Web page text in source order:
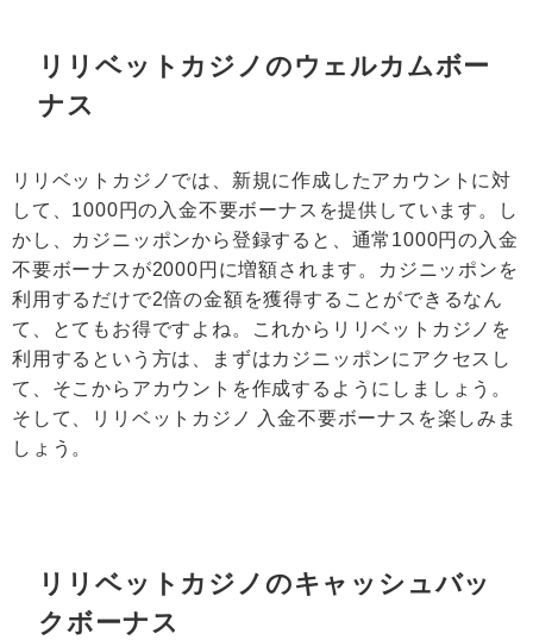
リリベットカジノ のウェルカムボー
ナス
リリベットカジノでは、新規に作成したアカウントに対
して、1000円の入金不要ボーナスを提供しています。し
かし、カジニッポンから登録すると、通常1000円の入金
不要ボーナスが2000円に増額されます。カジニッポンを
利用するだけで2倍の金額を獲得することができるなん
て、とてもお得ですよね。これからリリベットカジノを
利用するという方は、まずはカジニッポンにアクセスし
て、そこからアカウントを作成するようにしましょう。
そして、
リリベットカジノ 入金不要ボーナス を楽しみま
しょう。
リリベットカジノ のキャッシュバッ
クボーナス